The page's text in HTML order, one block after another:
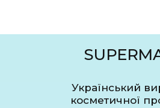
Український
косметичної